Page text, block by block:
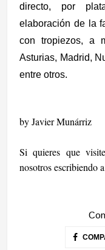
directo, por
elaboración de la
con tropiezos, a
Asturias, Madrid,
entre otros.
by Javier Munárriz
Si quieres que
nosotros escribiendo a